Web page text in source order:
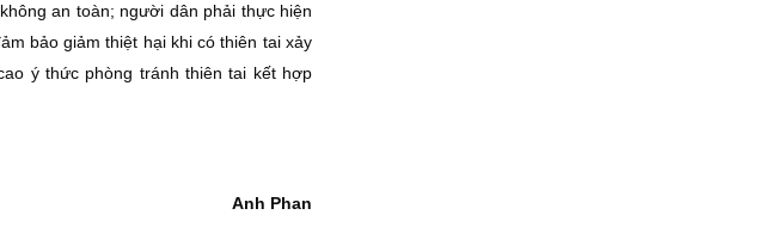
an toàn; người dân phải thực hiện
bảo giảm thiệt hại khi có thiên tai xảy
ý thức phòng tránh thiên tai kết hợp
Anh Phan